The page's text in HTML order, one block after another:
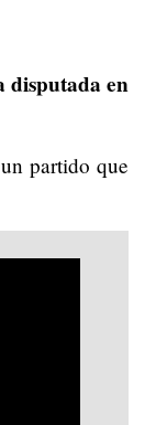
en
partido que